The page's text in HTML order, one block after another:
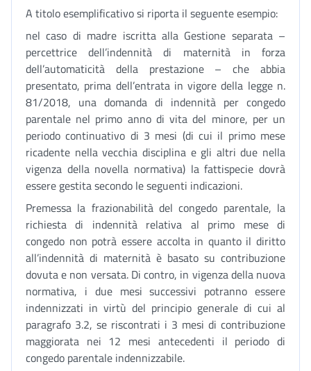
A titolo esemplificativo si riporta il seguente esempio:
nel caso di madre iscritta alla Gestione separata –
percettrice dell’indennità di maternità in forza
dell’automaticità della prestazione – che abbia
presentato, prima dell’entrata in vigore della legge n.
81/2018, una domanda di indennità per congedo
parentale nel primo anno di vita del minore, per un
periodo continuativo di 3 mesi (di cui il primo mese
ricadente nella vecchia disciplina e gli altri due nella
vigenza della novella normativa) la fattispecie dovrà
essere gestita secondo le seguenti indicazioni.
Premessa la frazionabilità del congedo parentale, la
richiesta di indennità relativa al primo mese di
congedo non potrà essere accolta in quanto il diritto
all’indennità di maternità è basato su contribuzione
dovuta e non versata. Di contro, in vigenza della nuova
normativa, i due mesi successivi potranno essere
indennizzati in virtù del principio generale di cui al
paragrafo 3.2, se riscontrati i 3 mesi di contribuzione
maggiorata nei 12 mesi antecedenti il periodo di
congedo parentale indennizzabile.